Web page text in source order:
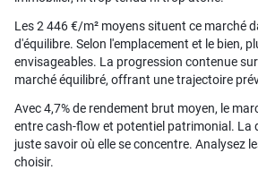
Les 2 446 €/m² moyens situent ce marché
d'équilibre. Selon l'emplacement et le bien,
envisageables. La progression contenue
marché équilibré, offrant une trajectoire
Avec 4,7% de rendement brut moyen, le
entre cash-flow et potentiel patrimonial. La
juste savoir où elle se concentre. Analysez
choisir.